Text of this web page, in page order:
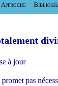
Approche
à jour
pas